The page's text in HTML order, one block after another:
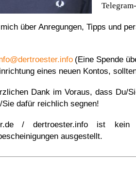
über Anregungen, Tipps und
(Eine Spende
eines neuen Kontos,
Dank im Voraus, dass Du/
dafür reichlich segnen!
/ dertroester.info ist kein
ausgestellt.